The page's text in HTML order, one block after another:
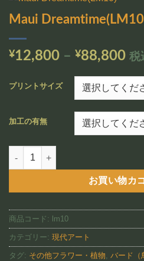
Maui
¥12,800 – ¥88,800価
帯:
–
税
プリントサイズ
加工の有無
Maui Dreamtime(LM10)個
お買い物カ
商品コード: lm10
カテゴリー: 現代アート
タグ: その他フラワー・植物, バード（